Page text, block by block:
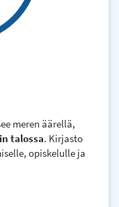
meren äärellä,
talossa. Kirjasto
opiskelulle ja